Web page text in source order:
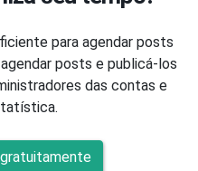
para agendar posts
posts e publicá-los
das contas e